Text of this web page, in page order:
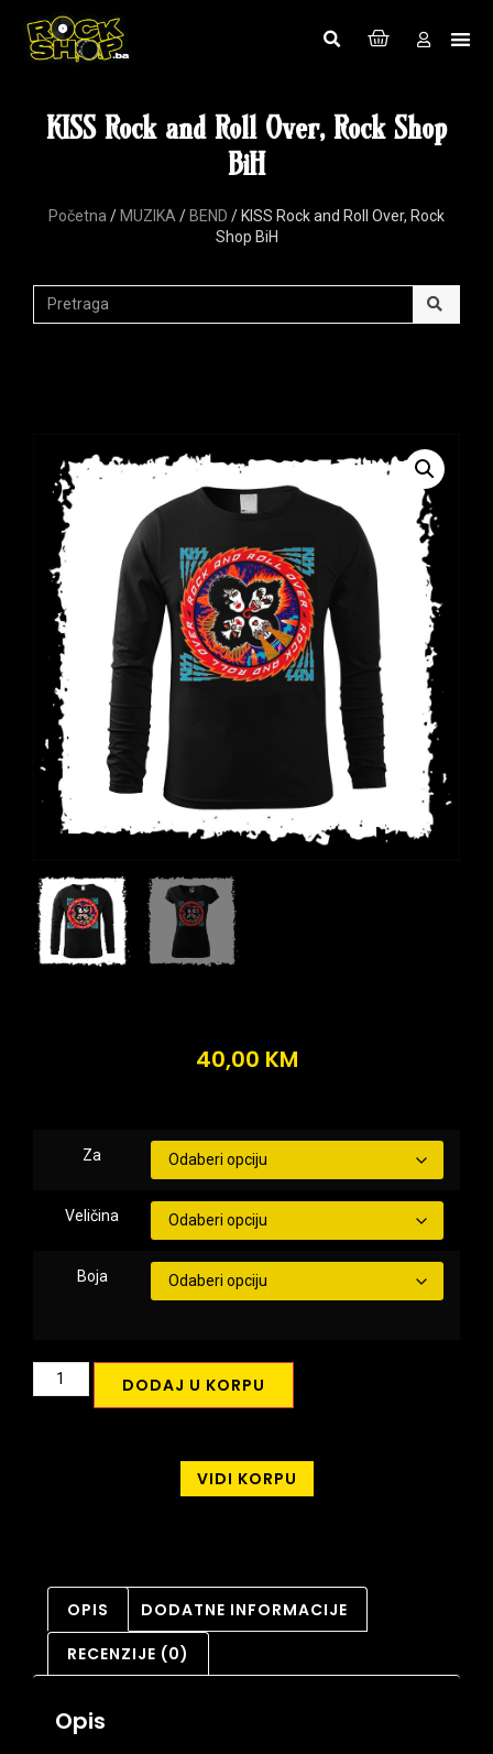
KISS Rock and Roll Over, Rock Shop
BiH
Početna / MUZIKA / BEND / KISS Rock and Roll Over, Rock
Shop BiH
40,00 KM
Za
Veličina
Boja
DODAJ U KORPU
VIDI KORPU
OPIS DODATNE INFORMACIJE
RECENZIJE (0)
Opis